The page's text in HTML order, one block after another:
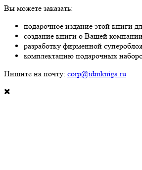
Вы можете заказать:
подарочное издание этой книги
создание книги о Вашей
разработку фирменной
комплектацию подарочных
Пишите на почту: corp@idmkniga.ru